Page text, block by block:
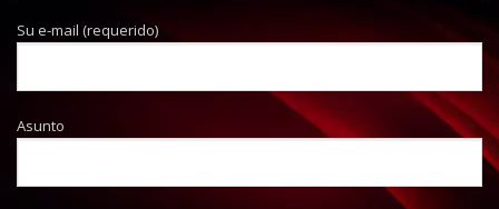
Su e-mail (requerido)
Asunto